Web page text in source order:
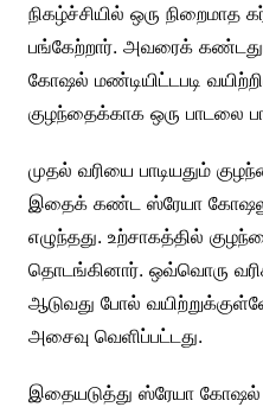
நிகழ்ச்சியில் ஒரு
பங்கேற்றார். அவரைக்
கோஷல் மண்டியிட்டபடி
குழந்தைக்காக ஒரு பாடலை
முதல் வரியை பாடியதும்
இதைக் கண்ட ஸ்ரேயா
எழுந்தது. உற்சாகத்தில்
தொடங்கினார். ஒவ்வொரு
ஆடுவது போல்
அசைவு வெளிப்பட்டது.
இதையடுத்து ஸ்ரேயா கோஷல்